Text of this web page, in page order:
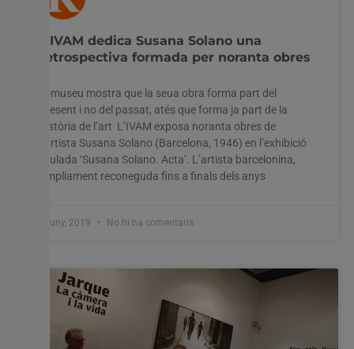
L’IVAM dedica Susana Solano una
retrospectiva formada per noranta obres
El museu mostra que la seua obra forma part del
present i no del passat, atés que forma ja part de la
història de l’art L’IVAM exposa noranta obres de
l’artista Susana Solano (Barcelona, 1946) en l’exhibició
titulada ‘Susana Solano. Acta’. L’artista barcelonina,
àmpliament reconeguda fins a finals dels anys
5 juny, 2019 No hi ha comentaris